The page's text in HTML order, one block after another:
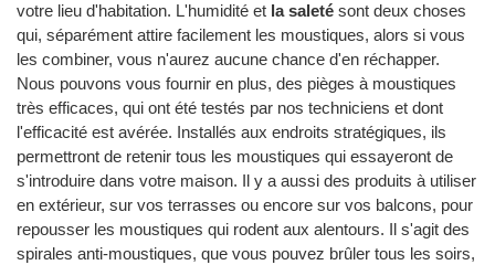
votre lieu d'habitation. L'humidité et la saleté sont deux choses
qui, séparément attire facilement les moustiques, alors si vous
les combiner, vous n'aurez aucune chance d'en réchapper.
Nous pouvons vous fournir en plus, des pièges à moustiques
très efficaces, qui ont été testés par nos techniciens et dont
l'efficacité est avérée. Installés aux endroits stratégiques, ils
permettront de retenir tous les moustiques qui essayeront de
s'introduire dans votre maison. Il y a aussi des produits à utiliser
en extérieur, sur vos terrasses ou encore sur vos balcons, pour
repousser les moustiques qui rodent aux alentours. Il s'agit des
spirales anti-moustiques, que vous pouvez brûler tous les soirs,